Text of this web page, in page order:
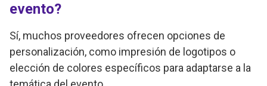
evento?
Sí, muchos proveedores ofrecen opciones de
personalización, como impresión de logotipos o
elección de colores específicos para adaptarse a la